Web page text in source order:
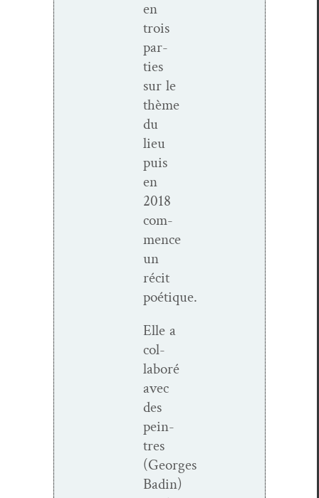
en
trois
par­
ties
sur le
thème
du
lieu
puis
en
2018
com­
mence
un
réc­it
poétique.
Elle a
col­
laboré
avec
des
pein­
tres
(Georges
Badin)